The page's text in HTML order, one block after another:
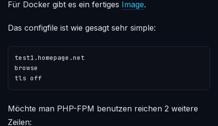
Für Docker gibt es ein fertiges Image.
Das configfile ist wie gesagt sehr simple:
test1.homepage.net
browse
Möchte man PHP-FPM benutzen reichen 2 weitere
Zeilen: